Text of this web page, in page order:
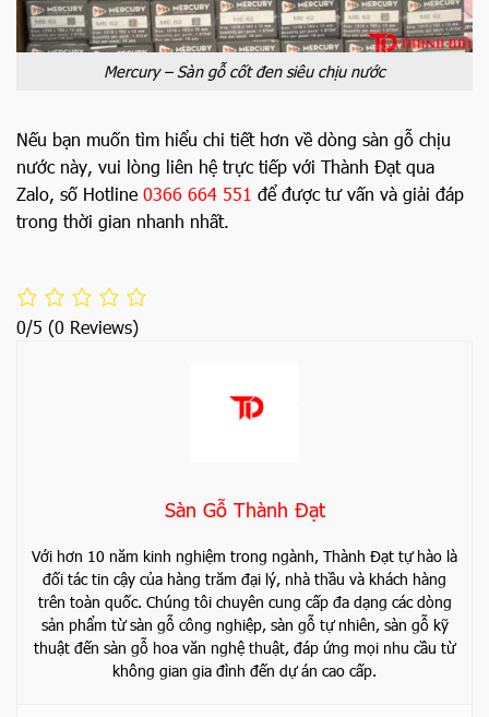
Mercury – Sàn gỗ cốt đen siêu chịu nước
Nếu bạn muốn tìm hiểu chi tiết hơn về dòng sàn gỗ chịu
nước này, vui lòng liên hệ trực tiếp với Thành Đạt qua
Zalo, số Hotline 0366 664 551 để được tư vấn và giải đáp
trong thời gian nhanh nhất.
0/5 (0 Reviews)
Sàn Gỗ Thành Đạt
Với hơn 10 năm kinh nghiệm trong ngành, Thành Đạt tự hào là
đối tác tin cậy của hàng trăm đại lý, nhà thầu và khách hàng
trên toàn quốc. Chúng tôi chuyên cung cấp đa dạng các dòng
sản phẩm từ sàn gỗ công nghiệp, sàn gỗ tự nhiên, sàn gỗ kỹ
thuật đến sàn gỗ hoa văn nghệ thuật, đáp ứng mọi nhu cầu từ
không gian gia đình đến dự án cao cấp.